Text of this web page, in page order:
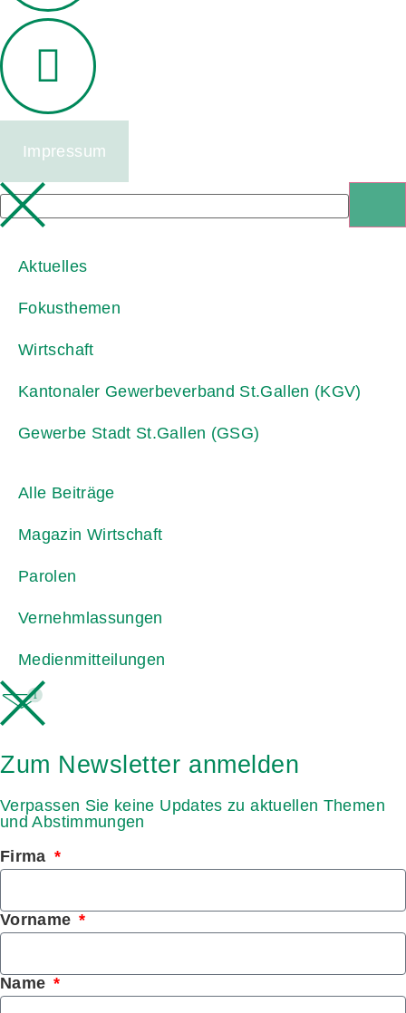
Impressum
Aktuelles
Fokusthemen
Wirtschaft
Kantonaler Gewerbeverband St.Gallen (KGV)
Gewerbe Stadt St.Gallen (GSG)
Alle Beiträge
Magazin Wirtschaft
Parolen
Vernehmlassungen
Medienmitteilungen
1
Zum Newsletter anmelden
Verpassen Sie keine Updates zu aktuellen Themen
und Abstimmungen
Firma
Vorname
Name